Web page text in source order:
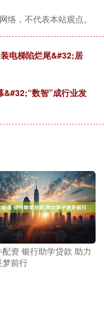
络，不代表本站观点。
电梯陷烂尾&#32;居
&#32;“数智”成行业发
资 银行助学贷款 助力
前行